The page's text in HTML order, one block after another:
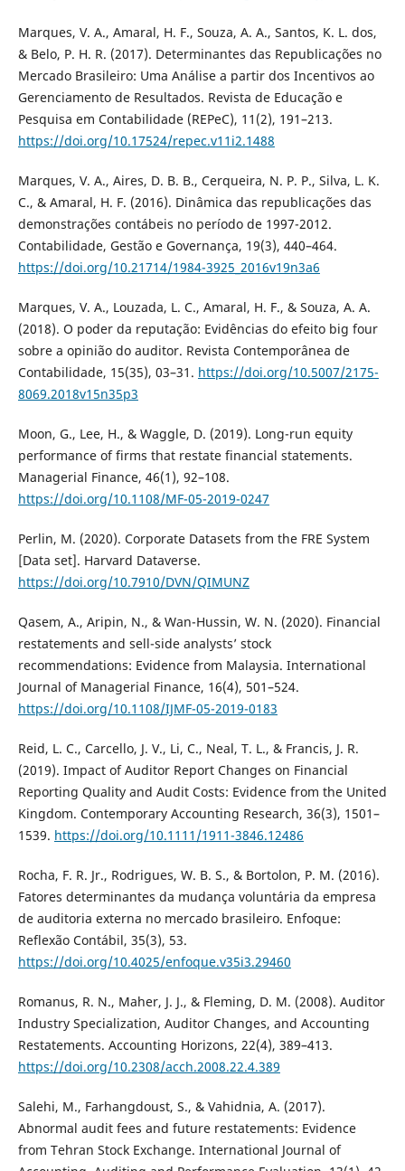
Marques, V. A., Amaral, H. F., Souza, A. A., Santos, K. L. dos,
& Belo, P. H. R. (2017). Determinantes das Republicações no
Mercado Brasileiro: Uma Análise a partir dos Incentivos ao
Gerenciamento de Resultados. Revista de Educação e
Pesquisa em Contabilidade (REPeC), 11(2), 191–213.
https://doi.org/10.17524/repec.v11i2.1488
Marques, V. A., Aires, D. B. B., Cerqueira, N. P. P., Silva, L. K.
C., & Amaral, H. F. (2016). Dinâmica das republicações das
demonstrações contábeis no período de 1997-2012.
Contabilidade, Gestão e Governança, 19(3), 440–464.
https://doi.org/10.21714/1984-3925_2016v19n3a6
Marques, V. A., Louzada, L. C., Amaral, H. F., & Souza, A. A.
(2018). O poder da reputação: Evidências do efeito big four
sobre a opinião do auditor. Revista Contemporânea de
Contabilidade, 15(35), 03–31. https://doi.org/10.5007/2175-
8069.2018v15n35p3
Moon, G., Lee, H., & Waggle, D. (2019). Long-run equity
performance of firms that restate financial statements.
Managerial Finance, 46(1), 92–108.
https://doi.org/10.1108/MF-05-2019-0247
Perlin, M. (2020). Corporate Datasets from the FRE System
[Data set]. Harvard Dataverse.
https://doi.org/10.7910/DVN/QIMUNZ
Qasem, A., Aripin, N., & Wan-Hussin, W. N. (2020). Financial
restatements and sell-side analysts’ stock
recommendations: Evidence from Malaysia. International
Journal of Managerial Finance, 16(4), 501–524.
https://doi.org/10.1108/IJMF-05-2019-0183
Reid, L. C., Carcello, J. V., Li, C., Neal, T. L., & Francis, J. R.
(2019). Impact of Auditor Report Changes on Financial
Reporting Quality and Audit Costs: Evidence from the United
Kingdom. Contemporary Accounting Research, 36(3), 1501–
1539. https://doi.org/10.1111/1911-3846.12486
Rocha, F. R. Jr., Rodrigues, W. B. S., & Bortolon, P. M. (2016).
Fatores determinantes da mudança voluntária da empresa
de auditoria externa no mercado brasileiro. Enfoque:
Reflexão Contábil, 35(3), 53.
https://doi.org/10.4025/enfoque.v35i3.29460
Romanus, R. N., Maher, J. J., & Fleming, D. M. (2008). Auditor
Industry Specialization, Auditor Changes, and Accounting
Restatements. Accounting Horizons, 22(4), 389–413.
https://doi.org/10.2308/acch.2008.22.4.389
Salehi, M., Farhangdoust, S., & Vahidnia, A. (2017).
Abnormal audit fees and future restatements: Evidence
from Tehran Stock Exchange. International Journal of